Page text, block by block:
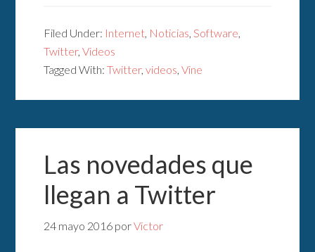
Filed Under: Internet Noticias Software
Twitter,Videos
Tagged With:Twitter,videos ,Vine
Las novedades que
llegan a Twitter
24 mayo 2016 porVictor